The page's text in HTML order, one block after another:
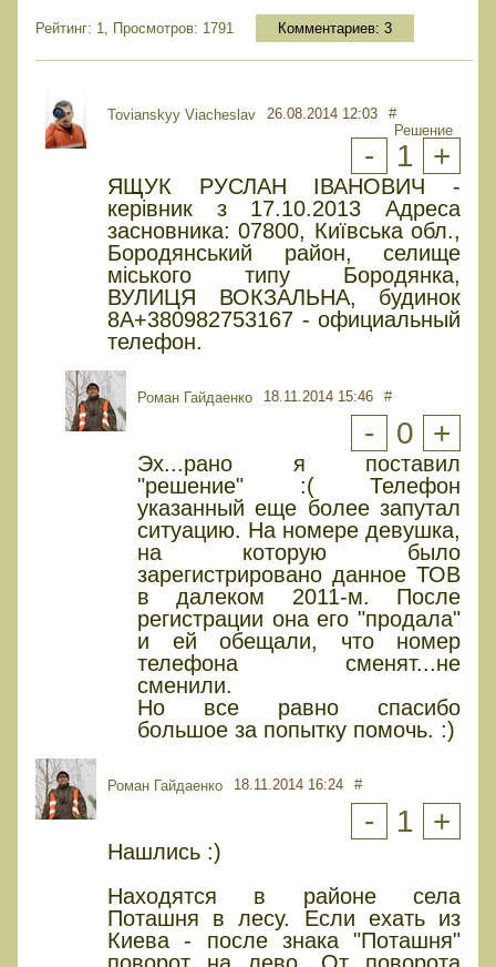
Рейтинг: 1, Просмотров: 1791 Комментариев: 3
Tovianskyy Viacheslav 26.08.2014 12:03
#
Решение
- 1 +
ЯЩУК РУСЛАН ІВАНОВИЧ -
керівник з 17.10.2013 Адреса
засновника: 07800, Київська обл.,
Бородянський район, селище
міського типу Бородянка,
ВУЛИЦЯ ВОКЗАЛЬНА, будинок
8А+380982753167 - официальный
телефон.
Роман Гайдаенко 18.11.2014 15:46 #
- 0 +
Эх...рано я поставил
"решение" :( Телефон
указанный еще более запутал
ситуацию. На номере девушка,
на которую было
зарегистрировано данное ТОВ
в далеком 2011-м. После
регистрации она его "продала"
и ей обещали, что номер
телефона сменят...не
сменили.
Но все равно спасибо
большое за попытку помочь. :)
Роман Гайдаенко 18.11.2014 16:24 #
- 1 +
Нашлись :)
Находятся в районе села
Поташня в лесу. Если ехать из
Киева - после знака "Поташня"